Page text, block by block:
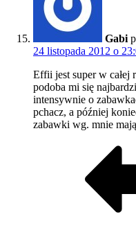
Gabi
24 listopada 2012 o
Effii jest super w całej
podoba mi się
intensywnie o
pchacz, a później
zabawki wg. mnie